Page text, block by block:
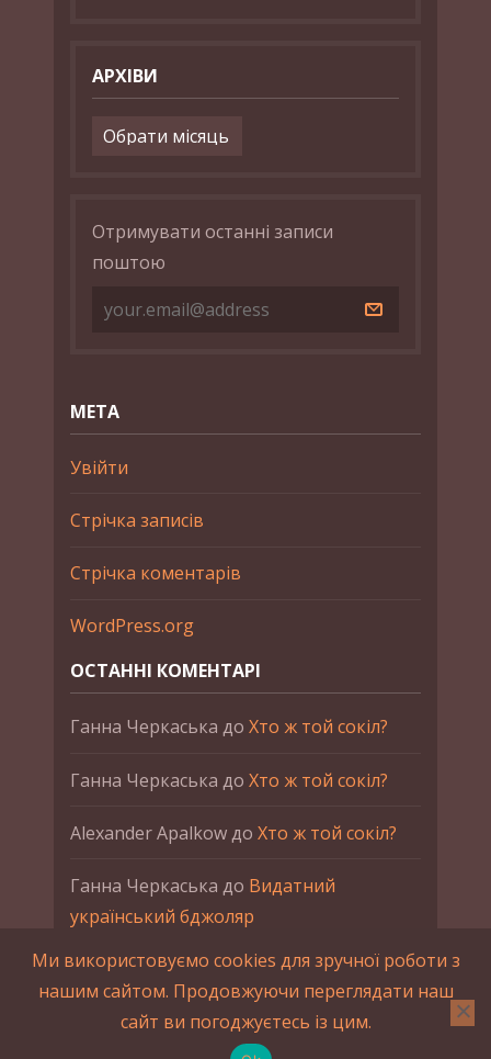
АРХІВИ
Архіви
Отримувати останні записи
поштою
МЕТА
Увійти
Стрічка записів
Стрічка коментарів
WordPress.org
ОСТАННІ КОМЕНТАРІ
Ганна Черкаська до Хто ж той сокіл?
Ганна Черкаська до Хто ж той сокіл?
Alexander Apalkowдо Хто ж той сокіл?
Ганна Черкаська до Видатний
український бджоляр
Ганна ЧеркаськадоПетро Франко
2015-2023 © UAHistory Всі права застережено.
При використанні матеріалів сайта обов'язкове
Ми використовуємо cookies для зручної роботи з
нашим сайтом. Продовжуючи переглядати наш
сайт ви погоджуєтесь із цим.